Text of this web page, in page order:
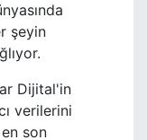
şeyin
Dijital'in
verilerini
son